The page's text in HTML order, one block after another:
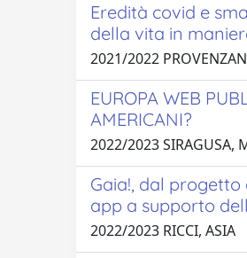
Eredità covid e
della vita in
2021/2022
EUROPA WEB
AMERICANI?
2022/2023 SIRAGUSA,
Gaia!, dal
app a supporto
2022/2023 RICCI, ASIA